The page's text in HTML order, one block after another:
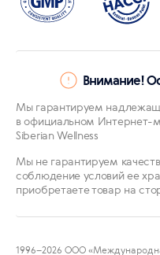
Внимание!
Мы гарантируем
в официальном Интернет-
Siberian Wellness
Мы не гарантируем
соблюдение условий ее
приобретаете товар на
1996–2026 ООО